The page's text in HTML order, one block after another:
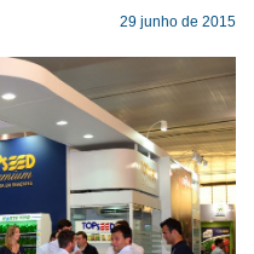
29 junho de 2015